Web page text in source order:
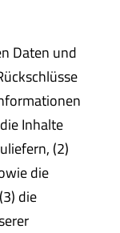
Daten und
Inhalte
(2)
die
die